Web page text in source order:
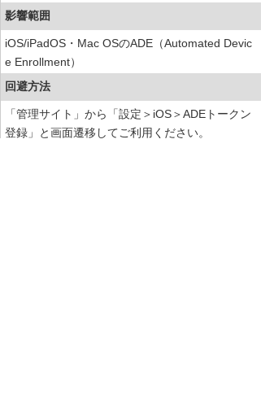
影響範囲
iOS/iPadOS・Mac OSのADE（Automated Devic
e Enrollment）
回避方法
「管理サイト」から「設定＞iOS＞ADEトークン
登録」と画面遷移してご利用ください。